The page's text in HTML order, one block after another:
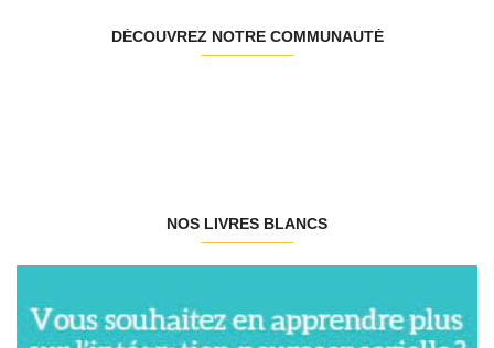
DÉCOUVREZ NOTRE COMMUNAUTÉ
NOS LIVRES BLANCS